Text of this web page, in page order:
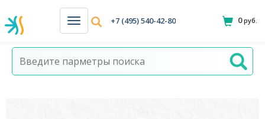
Н
а
в
и
+7 (495) 540-42-80 0руб.